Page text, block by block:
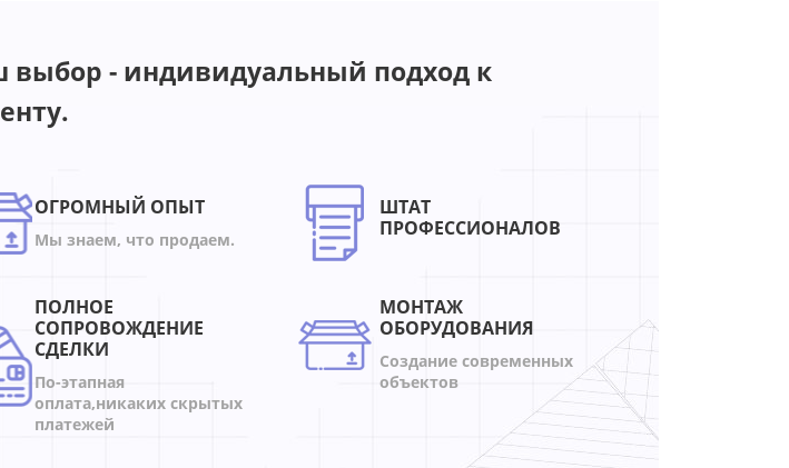
выбор - индивидуальный подход к
ОГРОМНЫЙ ОПЫТ
Мы знаем, что продаем.
ШТАТ
ПРОФЕССИОНАЛОВ
ПОЛНОЕ
СОПРОВОЖДЕНИЕ
СДЕЛКИ
По-этапная
оплата,никаких скрытых
платежей
МОНТАЖ
ОБОРУДОВАНИЯ
Создание современных
объектов